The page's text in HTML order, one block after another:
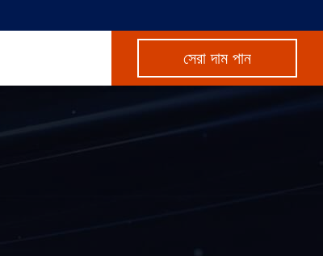
সেরা দাম পান